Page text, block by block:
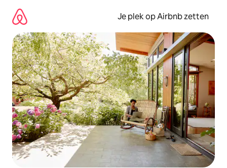
direct
naar
inhoud
Je plek op Airbnb zetten